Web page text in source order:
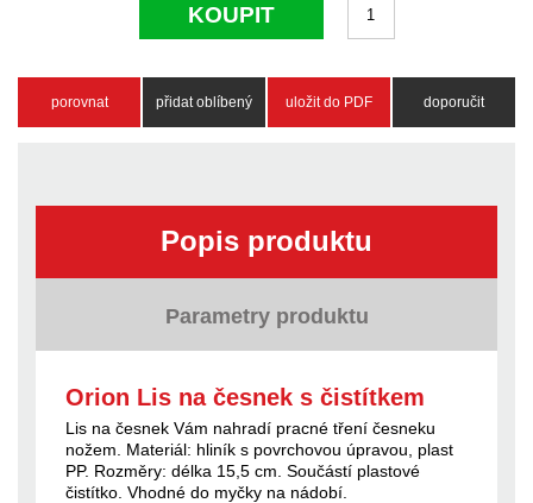
KOUPIT
porovnat přidat oblíbený uložit do PDF doporučit
Popis produktu
Parametry produktu
Orion Lis na česnek s čistítkem
Lis na česnek Vám nahradí pracné tření česneku
nožem. Materiál: hliník s povrchovou úpravou, plast
PP. Rozměry: délka 15,5 cm. Součástí plastové
čistítko. Vhodné do myčky na nádobí.